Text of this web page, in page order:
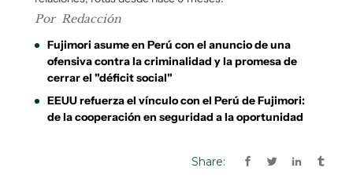
Share: